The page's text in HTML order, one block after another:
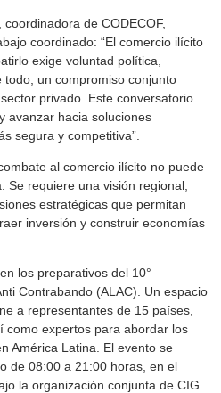
de CODECOF,
coordinado: “El comercio ilícito
exige voluntad política,
un compromiso conjunto
privado. Este conversatorio
avanzar hacia soluciones
segura y competitiva”.
al comercio ilícito no puede
Se requiere una visión regional,
estratégicas que permitan
inversión y construir economías
los preparativos del 10°
Contrabando (ALAC). Un espacio
a representantes de 15 países,
como expertos para abordar los
América Latina. El evento se
de 08:00 a 21:00 horas, en el
la organización conjunta de CIG